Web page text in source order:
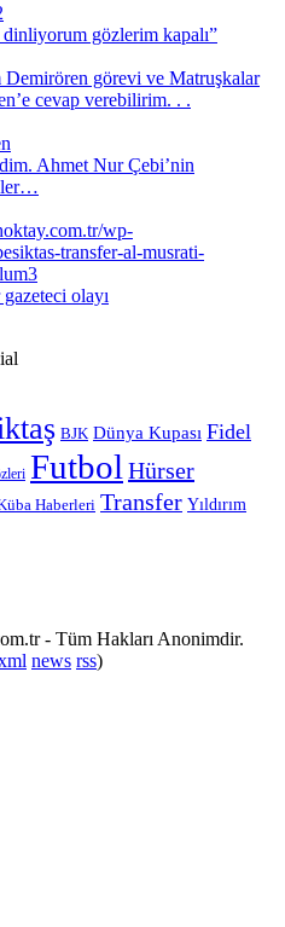
gözlerim kapalı”
cevap verebilirim. . .
Ahmet Nur Çebi’nin
olayı
BJK Dünya Kupası Fidel
Futbol Hürser
Haberleri Transfer Yıldırım
- Tüm Hakları Anonimdir.
news rss)